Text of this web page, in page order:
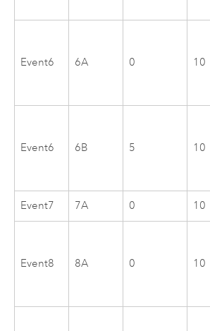
Event6 6A 0 10
Event6 6B 5 10
Event7 7A 0 10
Event8 8A 0 10